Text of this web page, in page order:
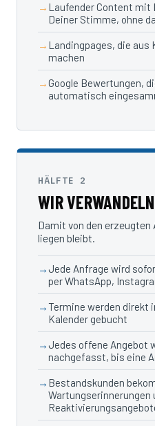
Laufender Content mit
Deiner Stimme, ohne
Landingpages, die aus
machen
Google Bewertungen,
automatisch
HÄLFTE 2
WIR
Damit von den
liegen bleibt.
Jede Anfrage wird
per WhatsApp,
Termine werden direkt
Kalender gebucht
Jedes offene Angebot
nachgefasst, bis eine
Bestandskunden
Wartungserinnerungen